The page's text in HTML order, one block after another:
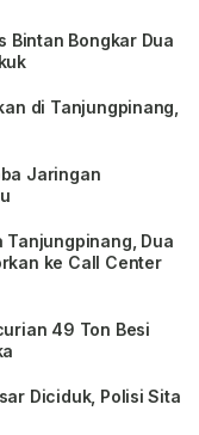
Bintan Bongkar Dua
di Tanjungpinang,
Jaringan
Tanjungpinang, Dua
ke Call Center
49 Ton Besi
Diciduk, Polisi Sita